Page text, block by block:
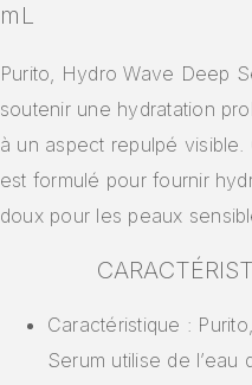
mL
Purito, Hydro Wave Deep
soutenir une hydratation
à un aspect repulpé
est formulé pour fournir
doux pour les peaux
Caractéristique :
Serum utilise de